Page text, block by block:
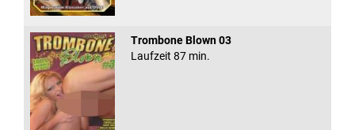
Trombone Blown 03
Laufzeit 87 min.